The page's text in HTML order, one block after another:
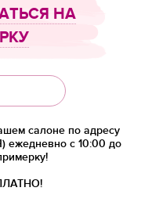
НА
салоне по адресу
с 10:00 до